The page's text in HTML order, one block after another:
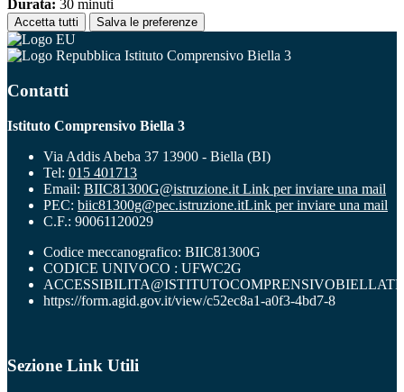
Durata: 30 minuti
Accetta tutti Salva le preferenze
Istituto Comprensivo Biella 3
Contatti
Istituto Comprensivo Biella 3
Via Addis Abeba 37 13900 - Biella (BI)
Tel: 015 401713
Email: BIIC81300G@istruzione.it Link per inviare una mail
PEC: biic81300g@pec.istruzione.itLink per inviare una mail
C.F.: 90061120029
Codice meccanografico: BIIC81300G
CODICE UNIVOCO : UFWC2G
https://form.agid.gov.it/view/c52ec8a1-a0f3-4bd7-8
Sezione Link Utili